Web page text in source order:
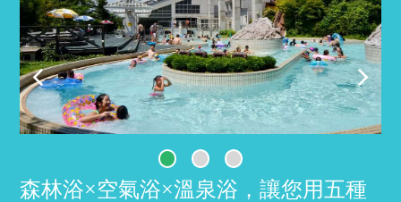
森林浴×空氣浴×溫泉浴，讓您用五種